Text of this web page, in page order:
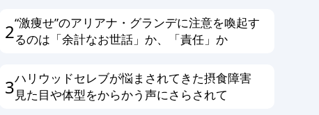
2“激痩せ”のアリアナ・グランデに注意を喚起す
るのは「余計なお世話」か、「責任」か
3ハリウッドセレブが悩まされてきた摂食障害
見た目や体型をからかう声にさらされて